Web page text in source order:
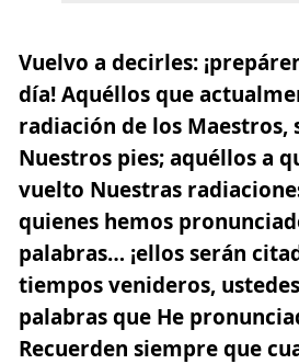
Vuelvo a decirles:
día!Aquéllos que
radiación de los Maestros,
Nuestros pies; aquéllos a
vuelto Nuestras
quienes hemos
palabras… ¡ellos serán
tiempos venideros,
palabras que He
Recuerden siempre que